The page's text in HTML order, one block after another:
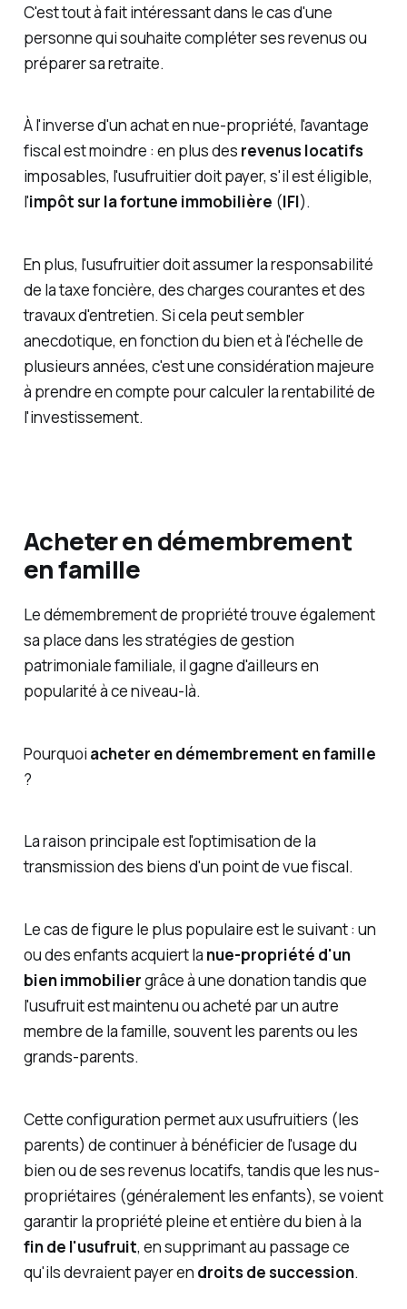
C'est tout à fait intéressant dans le cas d'une
personne qui souhaite compléter ses revenus ou
préparer sa retraite.
À l'inverse d'un achat en nue-propriété, l'avantage
fiscal est moindre : en plus des revenus locatifs
imposables, l'usufruitier doit payer, s'il est éligible,
l'impôt sur la fortune immobilière (IFI).
En plus, l'usufruitier doit assumer la responsabilité
de la taxe foncière, des charges courantes et des
travaux d'entretien. Si cela peut sembler
anecdotique, en fonction du bien et à l'échelle de
plusieurs années, c'est une considération majeure
à prendre en compte pour calculer la rentabilité de
l'investissement.
Acheter en démembrement
en famille
Le démembrement de propriété trouve également
sa place dans les stratégies de gestion
patrimoniale familiale, il gagne d'ailleurs en
popularité à ce niveau-là.
Pourquoi acheter en démembrement en famille
?
La raison principale est l'optimisation de la
transmission des biens d'un point de vue fiscal.
Le cas de figure le plus populaire est le suivant : un
ou des enfants acquiert la nue-propriété d'un
bien immobiliergrâce à une donation tandis que
l'usufruit est maintenu ou acheté par un autre
membre de la famille, souvent les parents ou les
grands-parents.
Cette configuration permet aux usufruitiers (les
parents) de continuer à bénéficier de l'usage du
bien ou de ses revenus locatifs, tandis que les nus-
propriétaires (généralement les enfants), se voient
garantir la propriété pleine et entière du bien à la
fin de l'usufruit, en supprimant au passage ce
qu'ils devraient payer en droits de succession.